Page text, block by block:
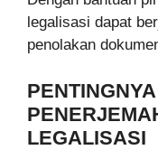
legalisasi dapat
penolakan
LEGALISASI